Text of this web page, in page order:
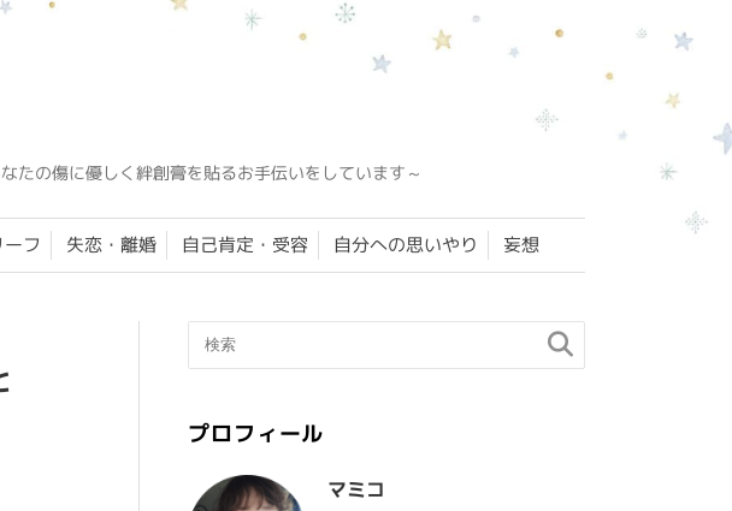
たの傷に優しく絆創膏を貼るお手伝いをしています～
フ 失恋・離婚 自己肯定・受容 自分への思いやり 妄想
プロフィール
マミコ